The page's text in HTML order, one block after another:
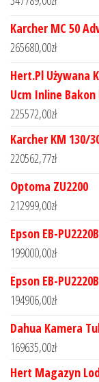
Karcher MC 50
265680,00zł
Hert.Pl Używana
Ucm Inline Bakon
225572,00zł
Karcher KM 130/
220562,77zł
Optoma ZU2200
212999,00zł
Epson EB-
199000,00zł
Epson EB-PU2220B
194906,00zł
Dahua Kamera
169635,00zł
Hert Magazyn